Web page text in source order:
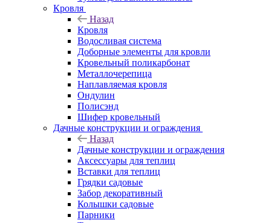
Кровля
Назад
Кровля
Водосливая система
Доборные элементы для кровли
Кровельный поликарбонат
Металлочерепица
Наплавляемая кровля
Ондулин
Полисэнд
Шифер кровельный
Дачные конструкции и ограждения
Назад
Дачные конструкции и ограждения
Аксессуары для теплиц
Вставки для теплиц
Грядки садовые
Забор декоративный
Колышки садовые
Парники